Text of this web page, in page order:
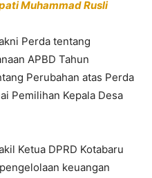
Muhammad Rusli
Perda tentang
APBD Tahun
Perubahan atas Perda
Pemilihan Kepala Desa
Ketua DPRD Kotabaru
keuangan